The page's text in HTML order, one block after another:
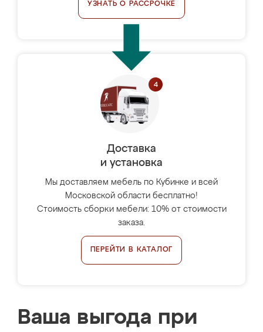
УЗНАТЬ О РАССРОЧКЕ
Доставка
и установка
Мы доставляем мебель по Кубинке и всей
Московской области бесплатно!
Стоимость сборки мебели: 10% от стоимости
заказа.
ПЕРЕЙТИ В КАТАЛОГ
Ваша выгода при